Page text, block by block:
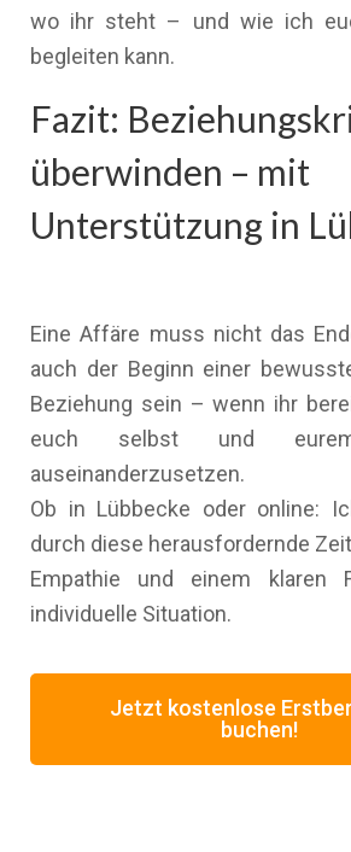
wo ihr steht – und wie ich
begleiten kann.
Fazit:
überwinden – mit
Unterstützung in
Eine Affäre muss nicht das
auch der Beginn einer
Beziehung sein – wenn ihr
euch selbst und eurem
auseinanderzusetzen.
Ob in Lübbecke oder online:
durch diese herausfordernde
Empathie und einem klaren
individuelle Situation.
Jetzt kostenlose
buchen!